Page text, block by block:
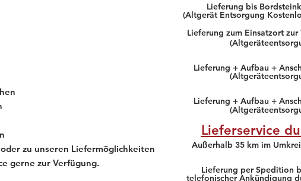
zu unseren Liefermöglichkeiten
gerne zur Verfügung.
Lieferung bis
(Altgerät Entsorgung
Lieferung zum Einsatzort
Lieferung + Aufbau +
Lieferung + Aufbau +
Lieferservice
Außerhalb 35 km im
Lieferung per Spedition
telefonischer Ankündigung